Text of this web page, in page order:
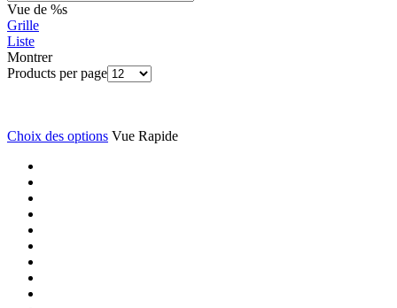
Vue de %s
Grille
Liste
Montrer
Products per page
Choix des options Vue Rapide